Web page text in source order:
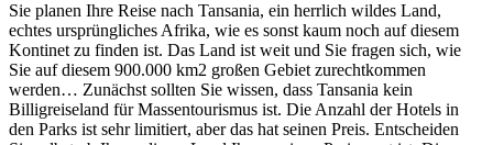
Sie planen Ihre Reise nach Tansania, ein herrlich wildes Land,
echtes ursprüngliches Afrika, wie es sonst kaum noch auf diesem
Kontinet zu finden ist. Das Land ist weit und Sie fragen sich, wie
Sie auf diesem 900.000 km2 großen Gebiet zurechtkommen
werden… Zunächst sollten Sie wissen, dass Tansania kein
Billigreiseland für Massentourismus ist. Die Anzahl der Hotels in
den Parks ist sehr limitiert, aber das hat seinen Preis. Entscheiden